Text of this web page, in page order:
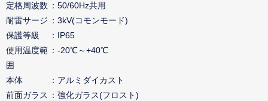
定格周波数
50/60Hz共用
耐雷サージ
3kV(コモンモード)
保護等級
IP65
使用温度範
囲
-20℃～+40℃
本体
アルミダイカスト
前面ガラス
強化ガラス(フロスト)